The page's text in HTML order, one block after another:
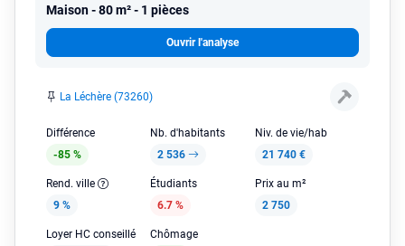
Maison 80 m² - 1 pièces
Ouvrir l'analyse
La Léchère (73260)
Différence
-85 %
Nb. d'habitants
2 536
Niv. de vie/hab
21 740 €
Rend. ville
9 %
Étudiants
6.7 %
Prix au m²
2 750
Loyer HC conseillé
Chômage